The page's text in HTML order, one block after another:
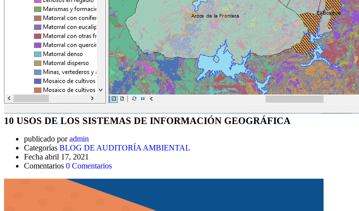
10 USOS DE LOS SISTEMAS DE INFORMACIÓN GEOGRÁFICA
publicado por admin
Categorías BLOG DE AUDITORÍA AMBIENTAL
Fecha abril 17, 2021
Comentarios 0 Comentarios